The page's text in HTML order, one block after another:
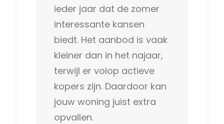
ieder jaar dat de zomer
interessante kansen
biedt. Het aanbod is vaak
kleiner dan in het najaar,
terwijl er volop actieve
kopers zijn. Daardoor kan
jouw woning juist extra
opvallen.